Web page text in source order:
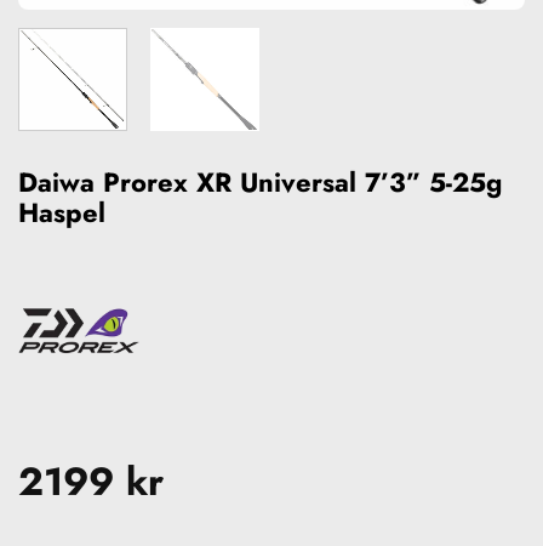
Daiwa Prorex XR Universal 7’3” 5-25g
Haspel
2199 kr